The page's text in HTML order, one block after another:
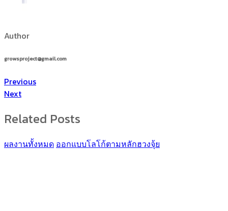
Author
growsproject@gmail.com
Previous
Next
Related Posts
ผลงานทั้งหมด ออกแบบโลโก้ตามหลักฮวงจุ้ย